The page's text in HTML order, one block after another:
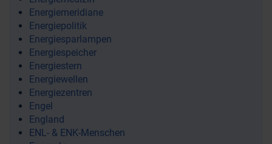
Energiemeridiane
Energiepolitik
Energiesparlampen
Energiespeicher
Energiestern
Energiewellen
Energiezentren
Engel
England
ENL- & ENK-Menschen